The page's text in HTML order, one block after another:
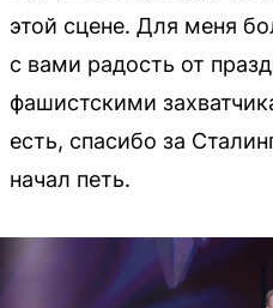
этой сцене. Для меня
с вами радость от
фашистскими
есть, спасибо за
начал петь.